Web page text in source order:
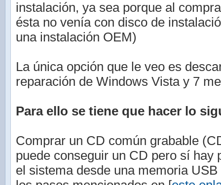
instalación, ya sea porque al
ésta no venía con disco de
una instalación OEM)
La única opción que le veo es
reparación de Windows Vista y 7
Para ello se tiene que hacer lo
Comprar un CD común grabable
puede conseguir un CD pero sí hay
el sistema desde una memoria